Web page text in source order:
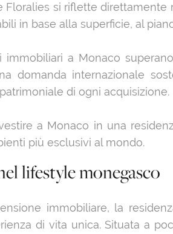
Floralies si riflette
in base alla superficie, al
immobiliari a Monaco
domanda internazionale
di ogni acquisizione.
a Monaco in una
più esclusivi al mondo.
lifestyle monegasco
immobiliare, la
di vita unica. Situata a